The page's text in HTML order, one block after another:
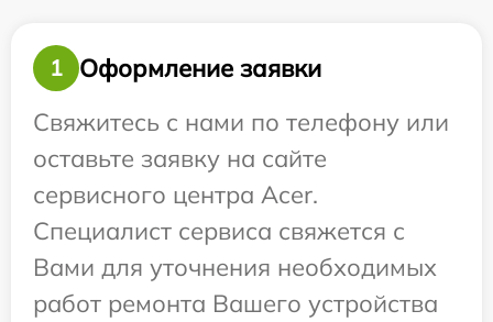
1
Оформление заявки
Свяжитесь с нами по телефону или
оставьте заявку на сайте
сервисного центра Acer.
Специалист сервиса свяжется с
Вами для уточнения необходимых
работ ремонта Вашего устройства